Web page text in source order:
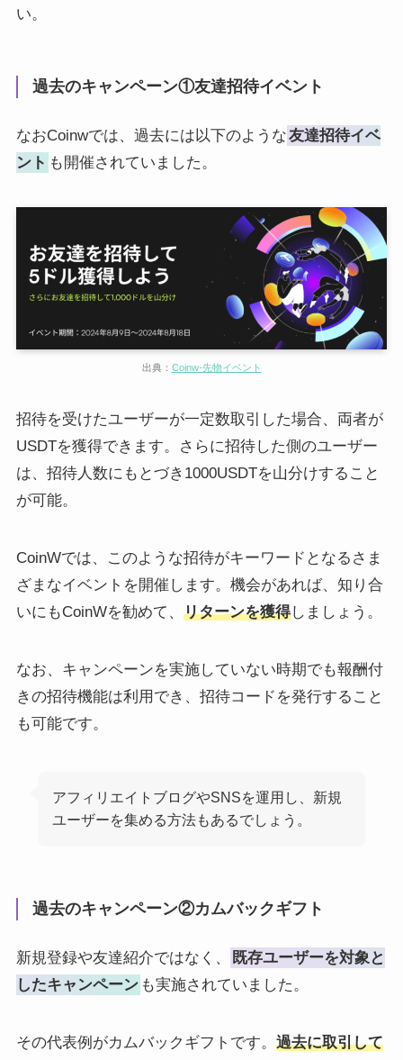
い。
過去のキャンペーン①友達招待イベント
なおCoinwでは、過去には以下のような友達招待イベ
ント も開催されていました。
出典： Coinw-先物イベント
招待を受けたユーザーが一定数取引した場合、両者が
USDTを獲得できます。さらに招待した側のユーザー
は、招待人数にもとづき1000USDTを山分けすること
が可能。
CoinWでは、このような招待がキーワードとなるさま
ざまなイベントを開催します。機会があれば、知り合
いにもCoinWを勧めて、 リターンを獲得しましょう。
なお、キャンペーンを実施していない時期でも報酬付
きの招待機能は利用でき、招待コードを発行すること
も可能です。
アフィリエイトブログやSNSを運用し、新規
ユーザーを集める方法もあるでしょう。
過去のキャンペーン②カムバックギフト
新規登録や友達紹介ではなく、
既存ユーザーを対象と
したキャンペーン も実施されていました。
その代表例がカムバックギフトです。 過去に取引して